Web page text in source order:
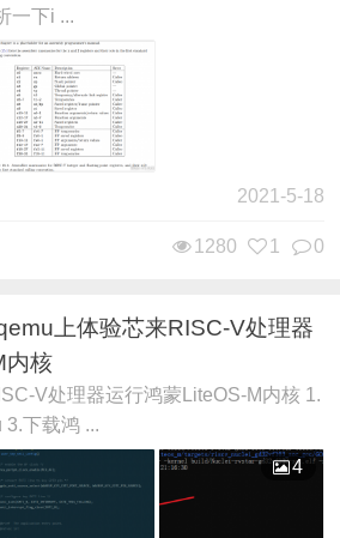
一下i ...
2021-5-18
0
1
1280
上体验芯来RISC-V处理器
内核
V处理器运行鸿蒙LiteOS-M内核 1.
3.下载鸿 ...
4